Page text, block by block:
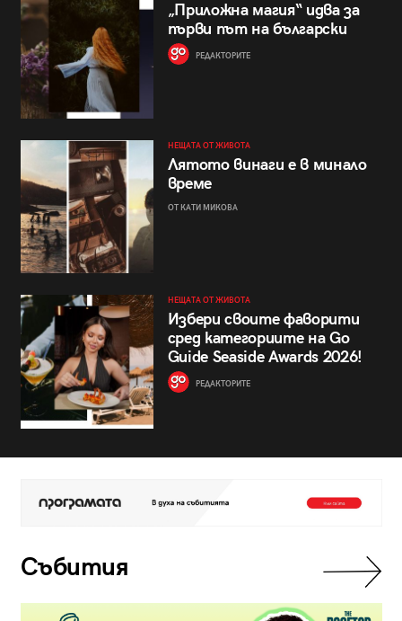
„Приложна магия“ идва за
първи път на български
РЕДАКТОРИТЕ
НЕЩАТА ОТ ЖИВОТА
Лятото винаги е в минало
време
ОТ КАТИ МИКОВА
НЕЩАТА ОТ ЖИВОТА
Избери своите фаворити
сред категориите на Go
Guide Seaside Awards 2026!
РЕДАКТОРИТЕ
Събития